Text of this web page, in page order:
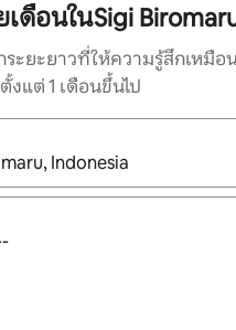
ดือนในSigi
ะยะยาวที่ให้ความรู้สึกเหมือ
งแต่ 1 เดือนขึ้นไป
ลง หรือใช้การสัมผัสหรือปัด เพื่อส